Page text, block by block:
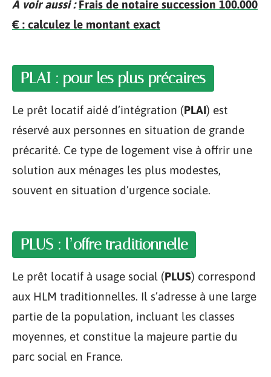
A voir aussi : Frais de notaire succession 100.000
€ : calculez le montant exact
PLAI : pour les plus précaires
Le prêt locatif aidé d’intégration (PLAI) est
réservé aux personnes en situation de grande
précarité. Ce type de logement vise à offrir une
solution aux ménages les plus modestes,
souvent en situation d’urgence sociale.
PLUS : l’offre traditionnelle
Le prêt locatif à usage social (PLUS) correspond
aux HLM traditionnelles. Il s’adresse à une large
partie de la population, incluant les classes
moyennes, et constitue la majeure partie du
parc social en France.